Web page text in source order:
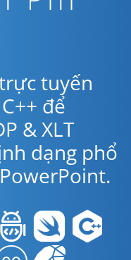
tuyến
để
& XLT
dạng phổ
PowerPoint.